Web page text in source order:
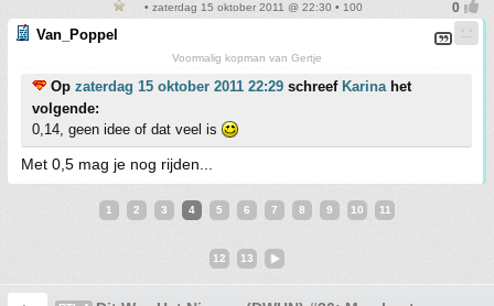
• zaterdag 15 oktober 2011 @ 22:30 • 100
Van_Poppel
Voormalig kopman van Gertje
Op zaterdag 15 oktober 2011 22:29 schreef Karinahet
volgende:
0,14, geen idee of dat veel is
Met 0,5 mag je nog rijden...
1 2 3 4 5 6 7 8 9 10 11
12 13